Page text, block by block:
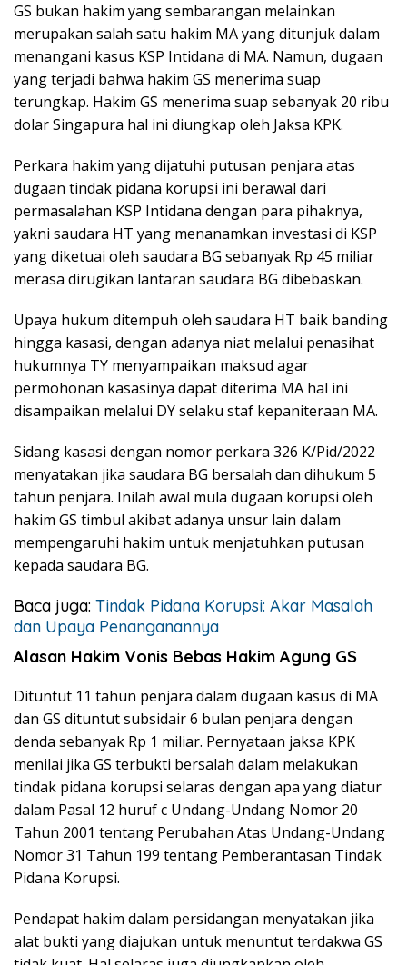
GS bukan hakim yang sembarangan melainkan
merupakan salah satu hakim MA yang ditunjuk dalam
menangani kasus KSP Intidana di MA. Namun, dugaan
yang terjadi bahwa hakim GS menerima suap
terungkap. Hakim GS menerima suap sebanyak 20 ribu
dolar Singapura hal ini diungkap oleh Jaksa KPK.
Perkara hakim yang dijatuhi putusan penjara atas
dugaan tindak pidana korupsi ini berawal dari
permasalahan KSP Intidana dengan para pihaknya,
yakni saudara HT yang menanamkan investasi di KSP
yang diketuai oleh saudara BG sebanyak Rp 45 miliar
merasa dirugikan lantaran saudara BG dibebaskan.
Upaya hukum ditempuh oleh saudara HT baik banding
hingga kasasi, dengan adanya niat melalui penasihat
hukumnya TY menyampaikan maksud agar
permohonan kasasinya dapat diterima MA hal ini
disampaikan melalui DY selaku staf kepaniteraan MA.
Sidang kasasi dengan nomor perkara 326 K/Pid/2022
menyatakan jika saudara BG bersalah dan dihukum 5
tahun penjara. Inilah awal mula dugaan korupsi oleh
hakim GS timbul akibat adanya unsur lain dalam
mempengaruhi hakim untuk menjatuhkan putusan
kepada saudara BG.
Baca juga: Tindak Pidana Korupsi: Akar Masalah
dan Upaya Penanganannya
Alasan Hakim Vonis Bebas Hakim Agung GS
Dituntut 11 tahun penjara dalam dugaan kasus di MA
dan GS dituntut subsidair 6 bulan penjara dengan
denda sebanyak Rp 1 miliar. Pernyataan jaksa KPK
menilai jika GS terbukti bersalah dalam melakukan
tindak pidana korupsi selaras dengan apa yang diatur
dalam Pasal 12 huruf c Undang-Undang Nomor 20
Tahun 2001 tentang Perubahan Atas Undang-Undang
Nomor 31 Tahun 199 tentang Pemberantasan Tindak
Pidana Korupsi.
Pendapat hakim dalam persidangan menyatakan jika
alat bukti yang diajukan untuk menuntut terdakwa GS